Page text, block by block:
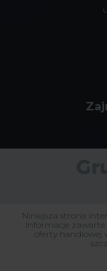
Niniejsza strona
Informacje zawarte
oferty handlowej